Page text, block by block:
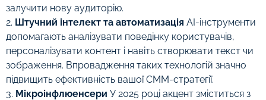
залучити нову аудиторію.
2. Штучний інтелект та автоматизація AI-інструменти
допомагають аналізувати поведінку користувачів,
персоналізувати контент і навіть створювати текст чи
зображення. Впровадження таких технологій значно
підвищить ефективність вашої СММ-стратегії.
3. Мікроінфлюенсери У 2025 році акцент зміститься з